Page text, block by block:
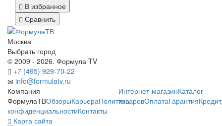
В избранное
Сравнить
Москва
Выбрать город
© 2009 - 2026. Формула TV
+7 (495) 929-70-22
info@formulatv.ru
Компания
ФормулаТВОбзорыКарьераПолитика
конфиденциальностиКонтакты
Интернет-магазинКаталог
товаровОплатаГарантияКредит
Карта сайта